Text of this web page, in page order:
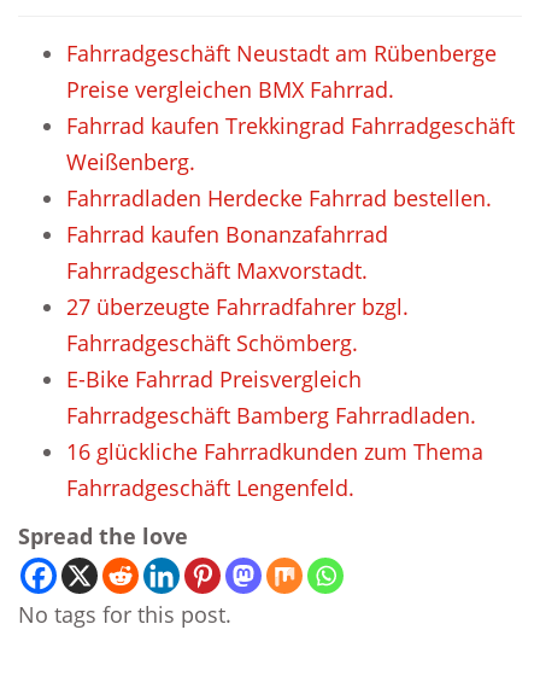
Fahrradgeschäft Neustadt am Rübenberge
Preise vergleichen BMX Fahrrad.
Fahrrad kaufen Trekkingrad Fahrradgeschäft
Weißenberg.
Fahrradladen Herdecke Fahrrad bestellen.
Fahrrad kaufen Bonanzafahrrad
Fahrradgeschäft Maxvorstadt.
27 überzeugte Fahrradfahrer bzgl.
Fahrradgeschäft Schömberg.
E-Bike Fahrrad Preisvergleich
Fahrradgeschäft Bamberg Fahrradladen.
16 glückliche Fahrradkunden zum Thema
Fahrradgeschäft Lengenfeld.
Spread the love
No tags for this post.